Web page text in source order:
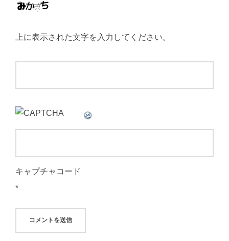
上に表示された文字を入力してください。
キャプチャコード
*